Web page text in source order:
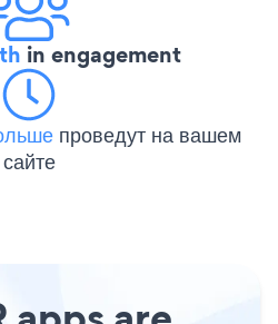
in engagement
проведут на вашем
сайте